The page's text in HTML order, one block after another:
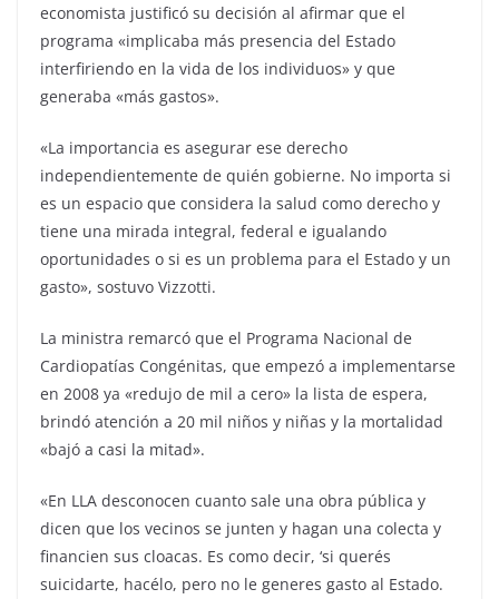
economista justificó su decisión al afirmar que el
programa «implicaba más presencia del Estado
interfiriendo en la vida de los individuos» y que
generaba «más gastos».
«La importancia es asegurar ese derecho
independientemente de quién gobierne. No importa si
es un espacio que considera la salud como derecho y
tiene una mirada integral, federal e igualando
oportunidades o si es un problema para el Estado y un
gasto», sostuvo Vizzotti.
La ministra remarcó que el Programa Nacional de
Cardiopatías Congénitas, que empezó a implementarse
en 2008 ya «redujo de mil a cero» la lista de espera,
brindó atención a 20 mil niños y niñas y la mortalidad
«bajó a casi la mitad».
«En LLA desconocen cuanto sale una obra pública y
dicen que los vecinos se junten y hagan una colecta y
financien sus cloacas. Es como decir, ‘si querés
suicidarte, hacélo, pero no le generes gasto al Estado.